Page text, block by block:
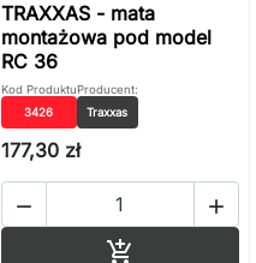
TRAXXAS - mata
montażowa pod model
RC 36
Kod Produktu
3426
Producent:
Traxxas
177,30 zł
 
